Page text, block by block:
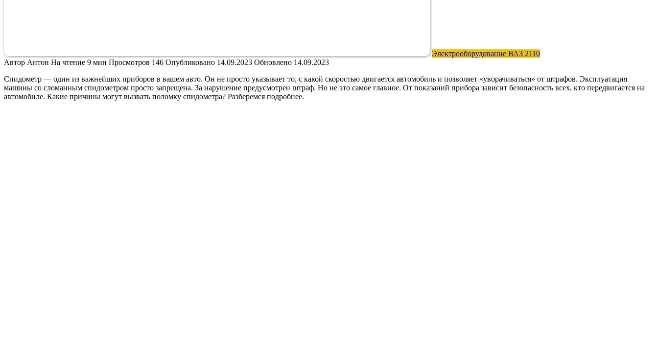
Электрооборудование ВАЗ 2110
Автор Антон На чтение 9 мин Просмотров 146 Опубликовано 14.09.2023 Обновлено 14.09.2023
Спидометр — один из важнейших приборов в вашем авто. Он не просто указывает то, с какой скоростью двигается автомобиль и позволяет «уворачиваться» от штрафов. Эксплуатация
машины со сломанным спидометром просто запрещена. За нарушение предусмотрен штраф. Но не это самое главное. От показаний прибора зависит безопасность всех, кто передвигается на
автомобиле. Какие причины могут вызвать поломку спидометра? Разберемся подробнее.